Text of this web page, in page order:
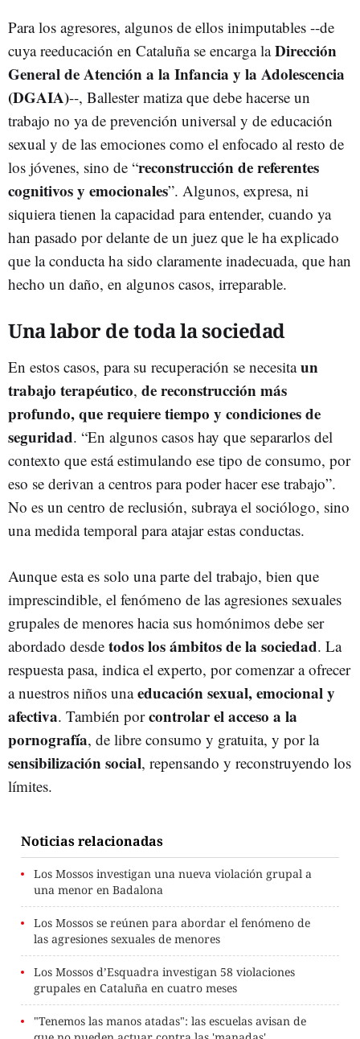
Para los agresores, algunos de ellos inimputables --de
cuya reeducación en Cataluña se encarga laDirección
General de Atención a la Infancia y la Adolescencia
(DGAIA)--, Ballester matiza que debe hacerse un
trabajo no ya de prevención universal y de educación
sexual y de las emociones como el enfocado al resto de
los jóvenes, sino de “reconstrucción de referentes
cognitivos y emocionales”. Algunos, expresa, ni
siquiera tienen la capacidad para entender, cuando ya
han pasado por delante de un juez que le ha explicado
que la conducta ha sido claramente inadecuada, que han
hecho un daño, en algunos casos, irreparable.
Una labor de toda la sociedad
En estos casos, para su recuperación se necesitaun
trabajo terapéutico, de reconstrucción más
profundo, que requiere tiempo y condiciones de
seguridad. “En algunos casos hay que separarlos del
contexto que está estimulando ese tipo de consumo, por
eso se derivan a centros para poder hacer ese trabajo”.
No es un centro de reclusión, subraya el sociólogo, sino
una medida temporal para atajar estas conductas.
Aunque esta es solo una parte del trabajo, bien que
imprescindible, el fenómeno de las agresiones sexuales
grupales de menores hacia sus homónimos debe ser
abordado desde todos los ámbitos de la sociedad. La
respuesta pasa, indica el experto, por comenzar a ofrecer
a nuestros niños unaeducación sexual, emocional y
afectiva. También porcontrolar el acceso a la
pornografía, de libre consumo y gratuita, y por la
sensibilización social, repensando y reconstruyendo los
límites.
Noticias relacionadas
Los Mossos investigan una nueva violación grupal a
una menor en Badalona
Los Mossos se reúnen para abordar el fenómeno de
las agresiones sexuales de menores
Los Mossos d’Esquadra investigan 58 violaciones
grupales en Cataluña en cuatro meses
"Tenemos las manos atadas": las escuelas avisan de